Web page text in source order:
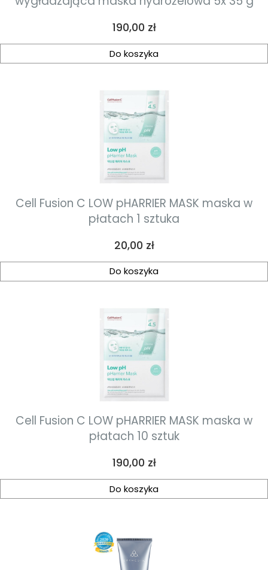
Cena
190,00 zł
Do koszyka
Cell Fusion C LOW pHARRIER MASK maska w
płatach 1 sztuka
Cena
20,00 zł
Do koszyka
Cell Fusion C LOW pHARRIER MASK maska w
płatach 10 sztuk
Cena
190,00 zł
Do koszyka